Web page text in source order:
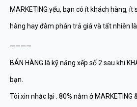
MARKETING yếu, bạn có ít khách hàng,
hàng hay đàm phán trả giá và tất nhiên
————
BÁN HÀNG là kỹ năng xếp số 2 sau khi
bạn.
Tôi xin nhắc lại : 80% nằm ở MARKETING